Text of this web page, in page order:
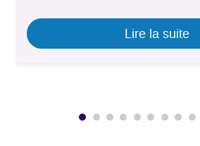
verte pour récupérer du lithium,
manganèse et du cobalt, qu’elle
production de nouvelles batteries
Lire la suite